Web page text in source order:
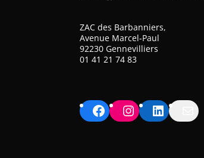
ZAC des Barbanniers,
Avenue Marcel-Paul
92230 Gennevilliers
01 41 21 74 83
Facebook Instagram LinkedIn